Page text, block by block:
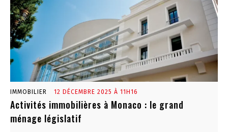
IMMOBILIER 12 DÉCEMBRE 2025 À 11H16
Activités immobilières à Monaco : le grand
ménage législatif